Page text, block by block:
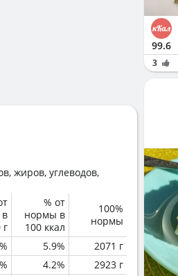
жиров, углеводов,
г
% от
нормы в
100 ккал
100%
нормы
5.9%
2071 г
4.2%
2923 г
99.6
3